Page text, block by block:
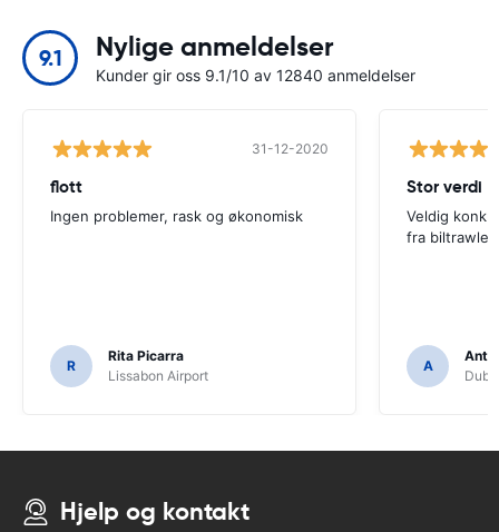
9.1 Nylige anmeldelser
Kunder gir oss 9.1/10 av 12840 anmeldelser
31-12-2020
flott
Ingen problemer, rask og økonomisk
R
Rita Picarra
Lissabon Airport
Stor verdi
Veldig
fra biltrawler
A
Hjelp og kontakt